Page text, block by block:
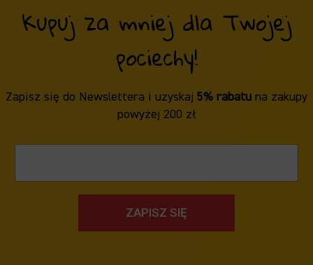
Kupuj za mniej dla Twojej
pociechy!
Zapisz się do Newslettera i uzyskaj 5% rabatu na zakupy
powyżej 200 zł
ZAPISZ SIĘ